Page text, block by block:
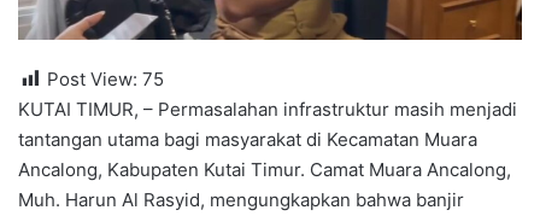
Post View: 75
KUTAI TIMUR, – Permasalahan infrastruktur masih menjadi
tantangan utama bagi masyarakat di Kecamatan Muara
Ancalong, Kabupaten Kutai Timur. Camat Muara Ancalong,
Muh. Harun Al Rasyid, mengungkapkan bahwa banjir